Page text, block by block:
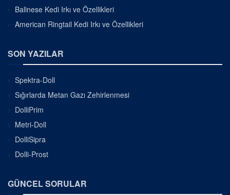
Balinese Kedi Irkı ve Özellikleri
American Ringtail Kedi Irkı ve Özellikleri
SON YAZILAR
Spektra-Doll
Sığırlarda Metan Gazı Zehirlenmesi
DolliPrim
Metri-Doll
DolliSipra
Dolli-Prost
GÜNCEL SORULAR